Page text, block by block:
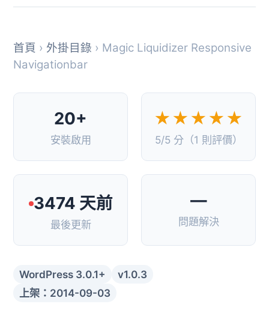
首頁 › 外掛目錄 › Magic Liquidizer Responsive
Navigationbar
20+
安裝啟用
★★★★★
5/5 分（1 則評價）
3474 天前
最後更新
—
問題解決
WordPress 3.0.1+
v1.0.3
上架：2014-09-03